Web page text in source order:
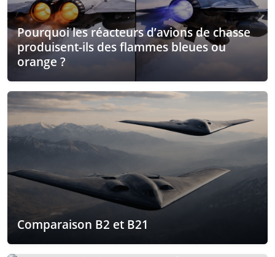
Pourquoi les réacteurs d’avions de chasse
produisent-ils des flammes bleues ou
orange ?
Comparaison B2 et B21